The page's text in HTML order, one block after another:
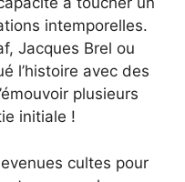
intemporelles.
Jacques Brel ou
l’histoire avec des
plusieurs
initiale !
cultes pour